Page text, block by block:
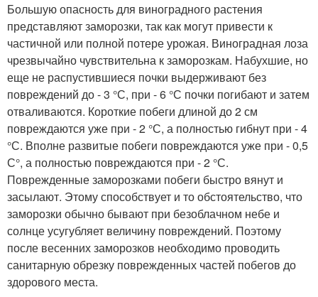
Большую опасность для виноградного растения
представляют заморозки, так как могут привести к
частичной или полной потере урожая. Виноградная лоза
чрезвычайно чувствительна к заморозкам. Набухшие, но
еще не распустившиеся почки выдерживают без
повреждений до - 3 °С, при - 6 °С почки погибают и затем
отваливаются. Короткие побеги длиной до 2 см
повреждаются уже при - 2 °С, а полностью гибнут при - 4
°С. Вполне развитые побеги повреждаются уже при - 0,5
С°, а полностью повреждаются при - 2 °С.
Поврежденные заморозками побеги быстро вянут и
засылают. Этому способствует и то обстоятельство, что
заморозки обычно бывают при безоблачном небе и
солнце усугубляет величину повреждений. Поэтому
после весенних заморозков необходимо проводить
санитарную обрезку поврежденных частей побегов до
здорового места.